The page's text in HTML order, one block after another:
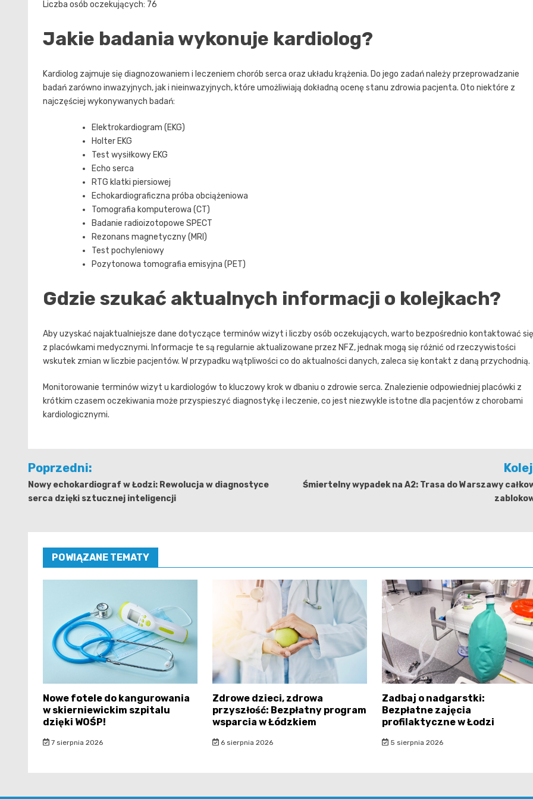
Liczba osób oczekujących: 76
Jakie badania wykonuje kardiolog?
Kardiolog zajmuje się diagnozowaniem i leczeniem chorób serca oraz układu krążenia. Do jego zadań należy przeprowadzanie
badań zarówno inwazyjnych, jak i nieinwazyjnych, które umożliwiają dokładną ocenę stanu zdrowia pacjenta. Oto niektóre z
najczęściej wykonywanych badań:
Elektrokardiogram (EKG)
Holter EKG
Test wysiłkowy EKG
Echo serca
RTG klatki piersiowej
Echokardiograficzna próba obciążeniowa
Tomografia komputerowa (CT)
Badanie radioizotopowe SPECT
Rezonans magnetyczny (MRI)
Test pochyleniowy
Pozytonowa tomografia emisyjna (PET)
Gdzie szukać aktualnych informacji o kolejkach?
Aby uzyskać najaktualniejsze dane dotyczące terminów wizyt i liczby osób oczekujących, warto bezpośrednio kontaktować się
z placówkami medycznymi. Informacje te są regularnie aktualizowane przez NFZ, jednak mogą się różnić od rzeczywistości
wskutek zmian w liczbie pacjentów. W przypadku wątpliwości co do aktualności danych, zaleca się kontakt z daną przychodnią.
Monitorowanie terminów wizyt u kardiologów to kluczowy krok w dbaniu o zdrowie serca. Znalezienie odpowiedniej placówki z
krótkim czasem oczekiwania może przyspieszyć diagnostykę i leczenie, co jest niezwykle istotne dla pacjentów z chorobami
kardiologicznymi.
Nawigacja
wpisu
Poprzedni:
Nowy echokardiograf w Łodzi: Rewolucja w diagnostyce
serca dzięki sztucznej inteligencji
Śmiertelny wypadek na A2: Trasa do Warszawy
POWIĄZANE TEMATY
Nowe fotele do kangurowania
w skierniewickim szpitalu
dzięki WOŚP!
7 sierpnia 2026
Zdrowe dzieci, zdrowa
przyszłość: Bezpłatny program
wsparcia w Łódzkiem
6 sierpnia 2026
Zadbaj o nadgarstki:
Bezpłatne zajęcia
profilaktyczne w Łodzi
5 sierpnia 2026